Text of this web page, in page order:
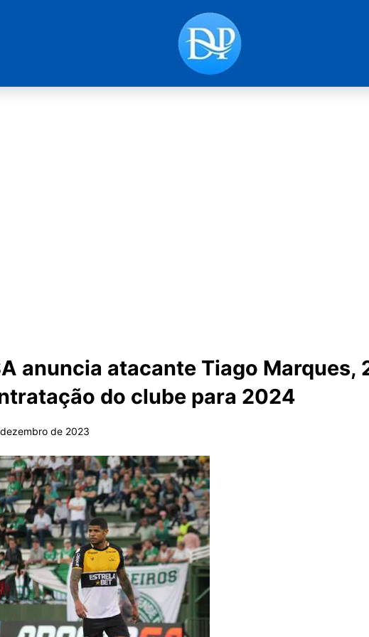
anuncia atacante Tiago Marques,
do clube para 2024
de 2023